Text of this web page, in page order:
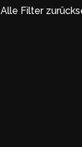
Alle Filter